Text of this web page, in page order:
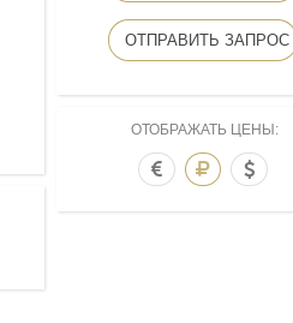
ОТПРАВИТЬ ЗАПРОС
ОТОБРАЖАТЬ ЦЕНЫ: